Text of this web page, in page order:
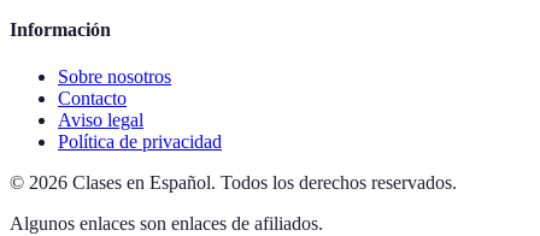
Información
Sobre nosotros
Contacto
Aviso legal
Política de privacidad
© 2026 Clases en Español. Todos los derechos reservados.
Algunos enlaces son enlaces de afiliados.